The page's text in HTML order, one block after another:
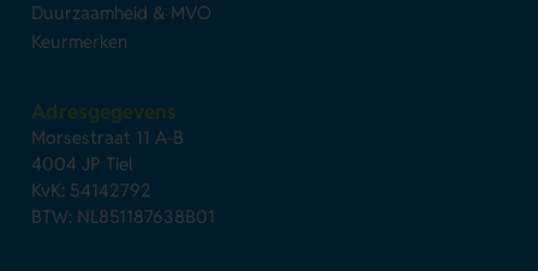
Duurzaamheid & MVO
Keurmerken
Adresgegevens
Morsestraat 11 A-B
4004 JP Tiel
KvK: 54142792
BTW: NL851187638B01